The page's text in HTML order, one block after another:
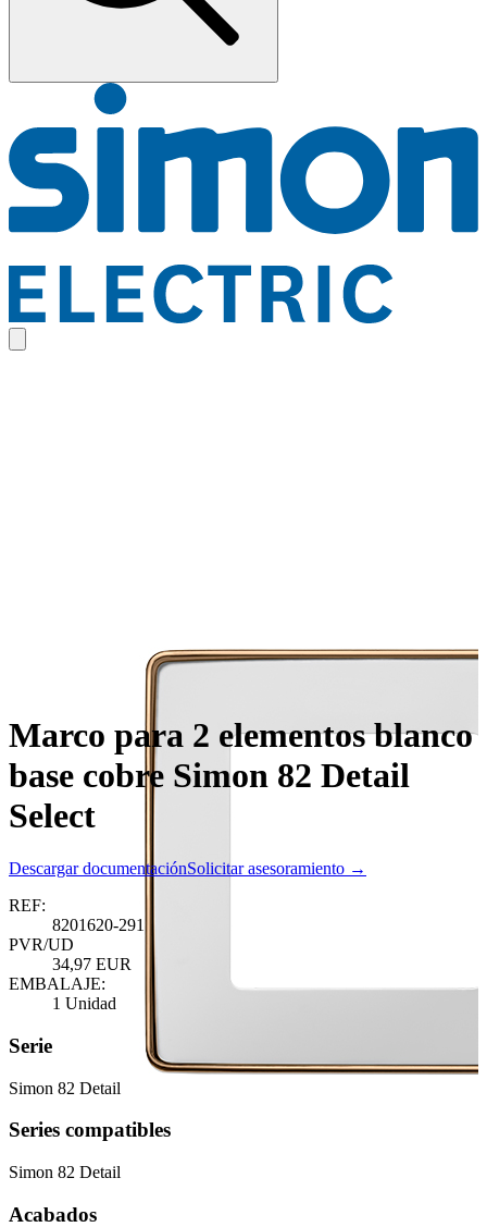
Marco para 2 elementos blanco
base cobre Simon 82 Detail
Select
Descargar documentaciónSolicitar asesoramiento →
REF:
8201620-291
PVR/UD
34,97 EUR
EMBALAJE:
1 Unidad
Serie
Simon 82 Detail
Series compatibles
Simon 82 Detail
Acabados